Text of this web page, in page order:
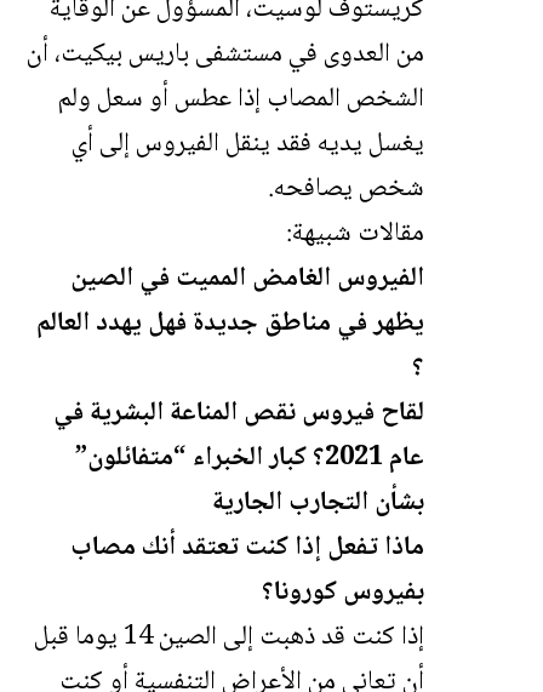
كريستوف لوسيت، المسؤول عن الوقاية
من العدوى في مستشفى باريس بيكيت، أن
الشخص المصاب إذا عطس أو سعل ولم
يغسل يديه فقد ينقل الفيروس إلى أي
شخص يصافحه.
مقالات شبيهة:
الفيروس الغامض المميت في الصين
يظهر في مناطق جديدة فهل يهدد العالم
؟
لقاح فيروس نقص المناعة البشرية في
عام 2021؟ كبار الخبراء “متفائلون”
بشأن التجارب الجارية
ماذا تفعل إذا كنت تعتقد أنك مصاب
بفيروس كورونا؟
إذا كنت قد ذهبت إلى الصين 14 يوما قبل
أن تعاني من الأعراض التنفسية أو كنت